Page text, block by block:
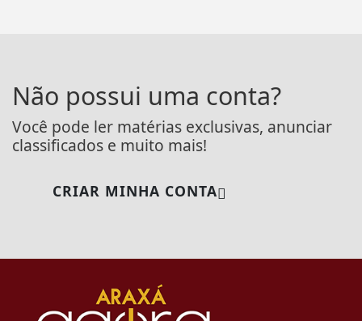
Não possui uma conta?
Você pode ler matérias exclusivas, anunciar
classificados e muito mais!
CRIAR MINHA CONTA